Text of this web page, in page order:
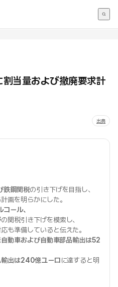
当量および撤廃要求計
出典
鉄鋼関税の引き下げを目指し、
画を明らかにした。
ール、
の関税引き下げを模索し、
も準備していると伝えた。
自動車および自動車部品輸出は52
輸出は240億ユーロに達すると明